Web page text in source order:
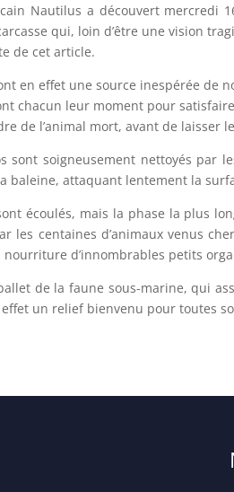
Nautilus a découvert mercredi
qui, loin d’être une vision
de cet article.
en effet une source inespérée de
chacun leur moment pour
de l’animal mort, avant de laisser
sont soigneusement nettoyés par
baleine, attaquant lentement la
écoulés, mais la phase la plus
les centaines d’animaux venus
d’innombrables petits
de la faune sous-marine, qui
un relief bienvenu pour toutes